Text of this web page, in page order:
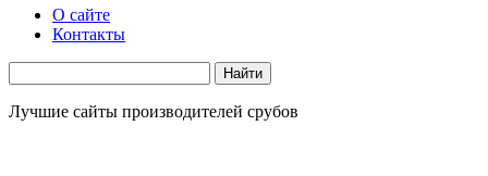
О сайте
Контакты
Лучшие сайты производителей срубов